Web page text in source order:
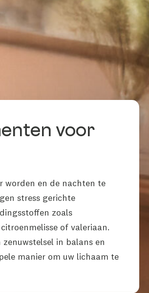
voor
worden en de nachten te
stress gerichte
zoals
of valeriaan.
in balans en
manier om uw lichaam te